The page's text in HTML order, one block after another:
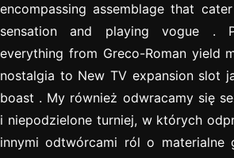
encompassing assemblage that
sensation and playing vogue .
everything from Greco-Roman yield
nostalgia to New TV expansion slot
boast . My również odwracamy się
i niepodzielone turniej, w których
innymi odtwórcami ról o materialne